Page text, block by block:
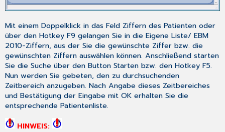
Mit einem Doppelklick in das Feld Ziffern des Patienten oder
über den HotkeyF9 gelangen Sie in dieEigene Liste/EBM
2010-Ziffern, aus der Sie die gewünschte Ziffer bzw. die
gewünschten Ziffern auswählen können. Anschließend starten
Sie die Suche über den ButtonStarten bzw. den HotkeyF5.
Nun werden Sie gebeten, den zu durchsuchenden
Zeitbereich anzugeben. Nach Angabe dieses Zeitbereiches
und Bestätigung der Eingabe mitOK erhalten Sie die
entsprechende Patientenliste.
HINWEIS: